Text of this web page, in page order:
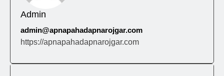
Admin
admin@apnapahadapnarojgar.com
https://apnapahadapnarojgar.com